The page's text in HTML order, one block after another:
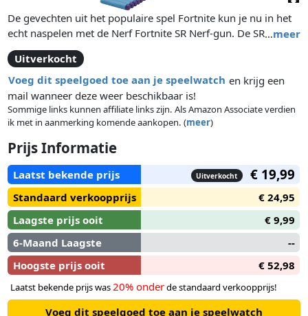
…meer
De gevechten uit het populaire spel Fortnite kun je nu in het
echt naspelen met de Nerf Fortnite SR Nerf-gun. De SR blaster
is voorzien van snelle 4-dart hameractie zodat je 4 darts
achter elkaar kunt afvuren voordat je opnieuw laadt.
Uitverkocht
Voeg dit speelgoed toe aan je speelwatch en krijg een
mail wanneer deze weer beschikbaar is!
Sommige links kunnen affiliate links zijn. Als Amazon Associate verdien
ik met in aanmerking komende aankopen. (meer)
Prijs Informatie
Laatst bekende prijs Uitverkocht € 19,99
Standaard verkoopprijs
€ 24,95
Laagste prijs ooit
€ 9,99
6-Maand Laagste
--
Hoogste prijs ooit
€ 52,98
Laatst bekende prijs was 20% onderde standaard verkoopprijs!
Voeg dit speelgoed toe aan je speelwatch